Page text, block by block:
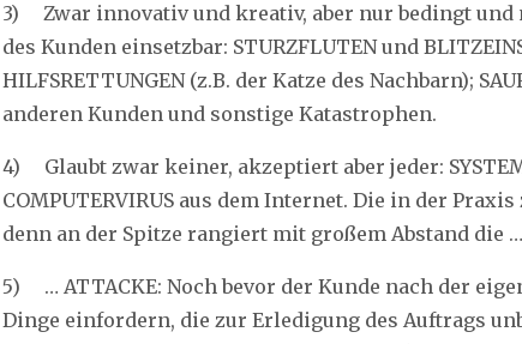
3) Zwar innovativ und kreativ, aber nur bedingt und
des Kunden einsetzbar: STURZFLUTEN und
HILFSRETTUNGEN (z.B. der Katze des Nachbarn);
anderen Kunden und sonstige Katastrophen.
4) Glaubt zwar keiner, akzeptiert aber jeder:
COMPUTERVIRUS aus dem Internet. Die in der
denn an der Spitze rangiert mit großem Abstand die …
5) … ATTACKE: Noch bevor der Kunde nach der
Dinge einfordern, die zur Erledigung des Auftrags